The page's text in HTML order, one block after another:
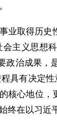
业取得历
主义思想
政治成果
具有决定
核心地位
终在以习近